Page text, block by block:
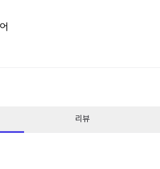
리뷰